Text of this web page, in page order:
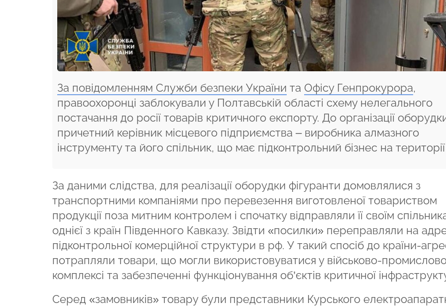
За повідомленням Служби безпеки України та Офісу Генпрокурора,
правоохоронці заблокували у Полтавській області схему нелегального
постачання до росії товарів критичного експорту. До організації
причетний керівник місцевого підприємства – виробника алмазного
інструменту та його спільник, що має підконтрольний бізнес на
За даними слідства, для реалізації оборудки фігуранти домовлялися з
транспортними компаніями про перевезення виготовленої товариством
продукції поза митним контролем і спочатку відправляли її своїм
однієї з країн Південного Кавказу. Звідти «посилки» переправляли на
підконтрольної комерційної структури в рф. У такий спосіб до країни-
потрапляли товари, що могли використовуватися у військово-
комплексі та забезпеченні функціонування об’єктів критичної
Серед «замовників» товару були представники Курського